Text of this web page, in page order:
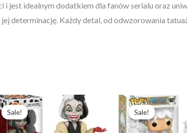
i jest idealnym dodatkiem dla fanów serialu oraz
determinację. Każdy detal, od odwzorowania
Sale!
Sale!
Pierwotna
cena
wynosiła:
214,23 zł.
Aktualna
cena
wynosi:
164,79 zł.
Sale!
Sale!
cena
246,73